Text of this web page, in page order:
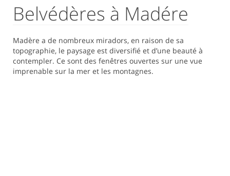
Belvédères à Madére
Madère a de nombreux miradors, en raison de sa
topographie, le paysage est diversifié et d’une beauté à
contempler. Ce sont des fenêtres ouvertes sur une vue
imprenable sur la mer et les montagnes.